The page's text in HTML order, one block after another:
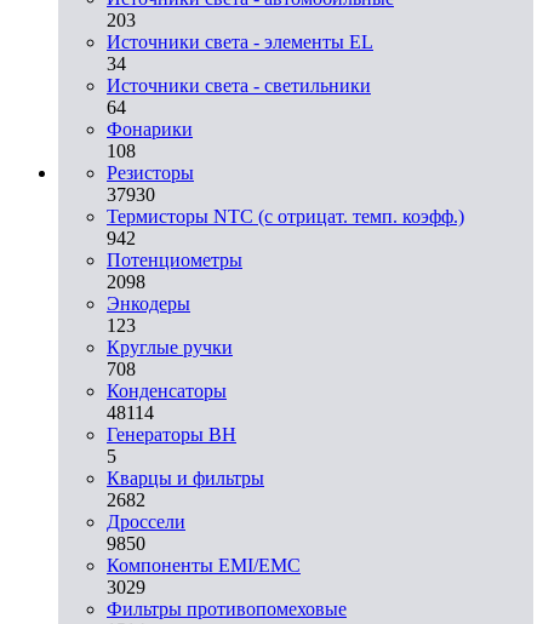
203
Источники света - элементы EL
34
Источники света - светильники
64
Фонарики
108
Резисторы
37930
Термисторы NTC (с отрицат. темп. коэфф.)
942
Потенциометры
2098
Энкодеры
123
Круглые ручки
708
Конденсаторы
48114
Генераторы ВН
5
Кварцы и фильтры
2682
Дроссели
9850
Компоненты EMI/EMC
3029
Фильтры противопомеховые